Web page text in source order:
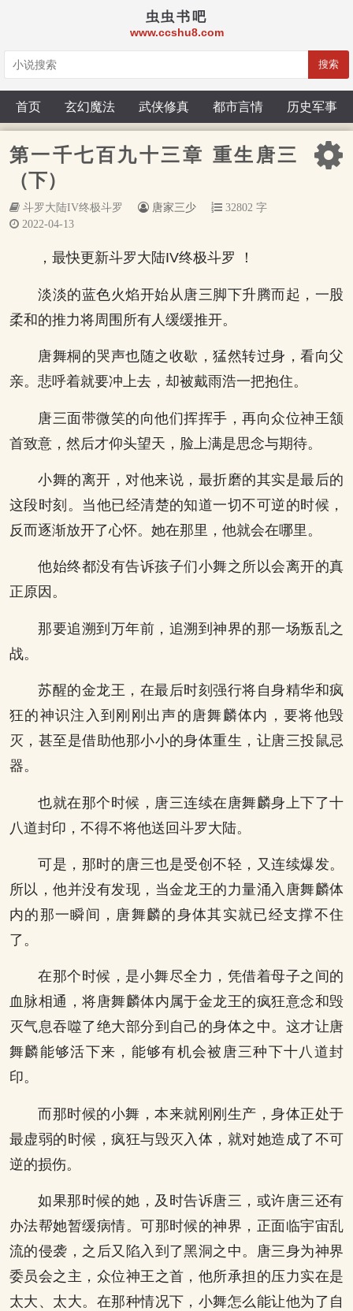
虫虫书吧
www.ccshu8.com
搜索
首页 玄幻魔法 武侠修真 都市言情 历史军事
第一千七百九十三章 重生唐三
（下）
斗罗大陆IV终极斗罗 唐家三少
32802 字
2022-04-13
，最快更新斗罗大陆IV终极斗罗 ！
淡淡的蓝色火焰开始从唐三脚下升腾而起，一股
柔和的推力将周围所有人缓缓推开。
唐舞桐的哭声也随之收歇，猛然转过身，看向父
亲。悲呼着就要冲上去，却被戴雨浩一把抱住。
唐三面带微笑的向他们挥挥手，再向众位神王颔
首致意，然后才仰头望天，脸上满是思念与期待。
小舞的离开，对他来说，最折磨的其实是最后的
这段时刻。当他已经清楚的知道一切不可逆的时候，
反而逐渐放开了心怀。她在那里，他就会在哪里。
他始终都没有告诉孩子们小舞之所以会离开的真
正原因。
那要追溯到万年前，追溯到神界的那一场叛乱之
战。
苏醒的金龙王，在最后时刻强行将自身精华和疯
狂的神识注入到刚刚出声的唐舞麟体内，要将他毁
灭，甚至是借助他那小小的身体重生，让唐三投鼠忌
器。
也就在那个时候，唐三连续在唐舞麟身上下了十
八道封印，不得不将他送回斗罗大陆。
可是，那时的唐三也是受创不轻，又连续爆发。
所以，他并没有发现，当金龙王的力量涌入唐舞麟体
内的那一瞬间，唐舞麟的身体其实就已经支撑不住
了。
在那个时候，是小舞尽全力，凭借着母子之间的
血脉相通，将唐舞麟体内属于金龙王的疯狂意念和毁
灭气息吞噬了绝大部分到自己的身体之中。这才让唐
舞麟能够活下来，能够有机会被唐三种下十八道封
印。
而那时候的小舞，本来就刚刚生产，身体正处于
最虚弱的时候，疯狂与毁灭入体，就对她造成了不可
逆的损伤。
如果那时候的她，及时告诉唐三，或许唐三还有
办法帮她暂缓病情。可那时候的神界，正面临宇宙乱
流的侵袭，之后又陷入到了黑洞之中。唐三身为神界
委员会之主，众位神王之首，他所承担的压力实在是
太大、太大。在那种情况下，小舞怎么能让他为了自